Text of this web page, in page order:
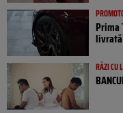
Prima
RÂZI CU